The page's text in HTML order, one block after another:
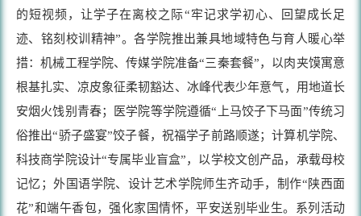
的短视频，让学子在离校之际“牢记求学初心、回望成长足
迹、铭刻校训精神”。各学院推出兼具地域特色与育人暖心举
措：机械工程学院、传媒学院准备“三秦套餐”，以肉夹馍寓意
根基扎实、凉皮象征柔韧豁达、冰峰代表少年意气，用地道长
安烟火饯别青春；医学院等学院遵循“上马饺子下马面”传统习
俗推出“骄子盛宴”饺子餐，祝福学子前路顺遂；计算机学院、
科技商学院设计“专属毕业盲盒”，以学校文创产品，承载母校
记忆；外国语学院、设计艺术学院师生齐动手，制作“陕西面
花”和端午香包，强化家国情怀，平安送别毕业生。系列活动